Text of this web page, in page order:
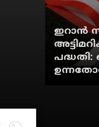
ഇറാന്‍